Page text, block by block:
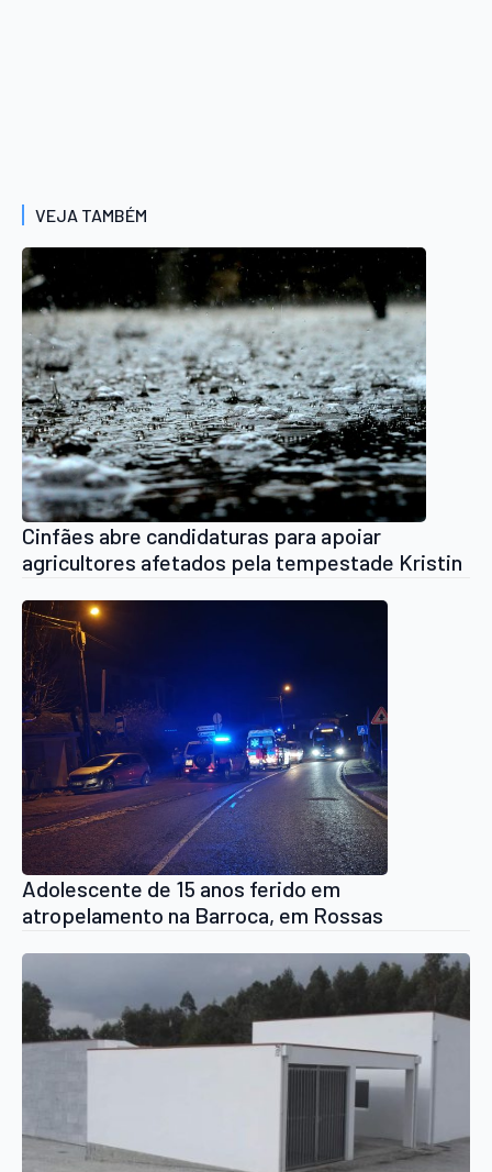
VEJA TAMBÉM
Cinfães abre candidaturas para apoiar
agricultores afetados pela tempestade Kristin
Adolescente de 15 anos ferido em
atropelamento na Barroca, em Rossas